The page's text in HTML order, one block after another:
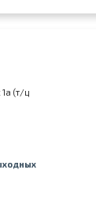
(т/ц